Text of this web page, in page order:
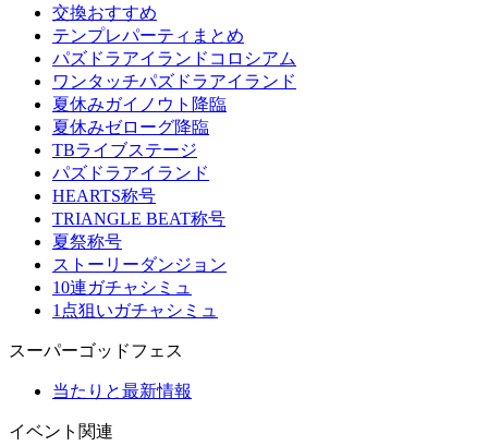
交換おすすめ
テンプレパーティまとめ
パズドラアイランドコロシアム
ワンタッチパズドラアイランド
夏休みガイノウト降臨
夏休みゼローグ降臨
TBライブステージ
パズドラアイランド
HEARTS称号
TRIANGLE BEAT称号
夏祭称号
ストーリーダンジョン
10連ガチャシミュ
1点狙いガチャシミュ
スーパーゴッドフェス
当たりと最新情報
イベント関連